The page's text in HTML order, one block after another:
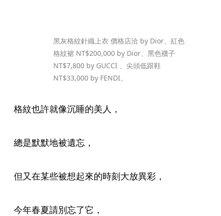
黑灰格紋針織上衣 價格店洽 by Dior、紅色
格紋裙 NT$200,000 by Dior、黑色襪子
NT$7,800 by GUCCI 、尖頭低跟鞋
NT$33,000 by FENDI。
格紋也許就像沉睡的美人，
總是默默地被遺忘，
但又在某些被想起來的時刻大放異彩，
今年春夏請別忘了它，